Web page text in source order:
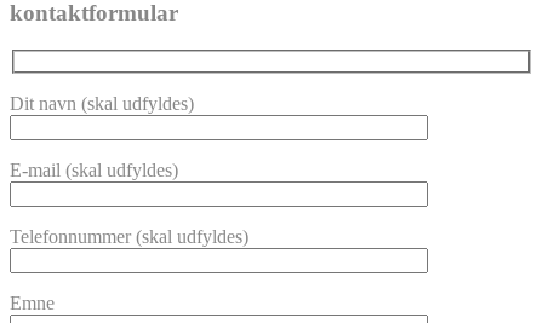
kontaktformular
Dit navn (skal udfyldes)
E-mail (skal udfyldes)
Telefonnummer (skal udfyldes)
Emne